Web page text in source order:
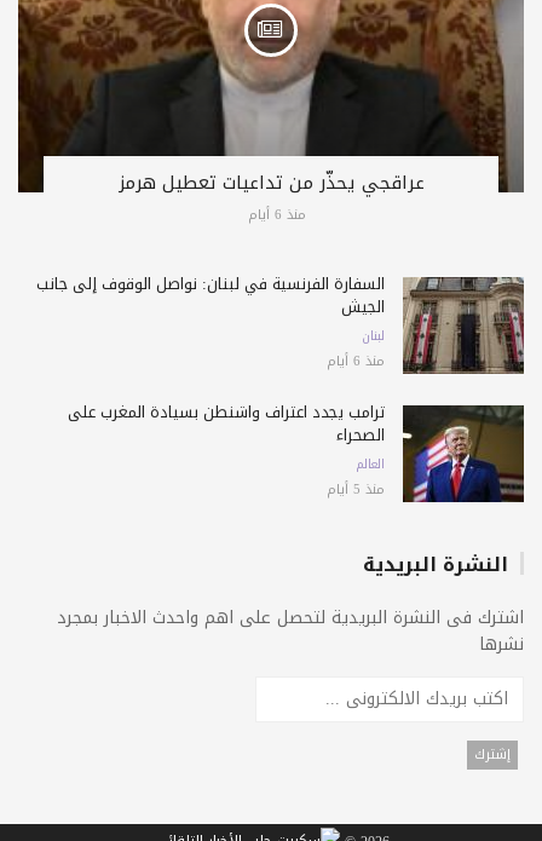
عراقجي يحذّر من تداعيات تعطيل هرمز
منذ 6 أيام
السفارة الفرنسية في لبنان: نواصل الوقوف إلى جانب
الجيش
لبنان
منذ 6 أيام
ترامب يجدد اعتراف واشنطن بسيادة المغرب على
الصحراء
العالم
منذ 5 أيام
النشرة البريدية
اشترك فى النشرة البريدية لتحصل على اهم واحدث الاخبار بمجرد
نشرها